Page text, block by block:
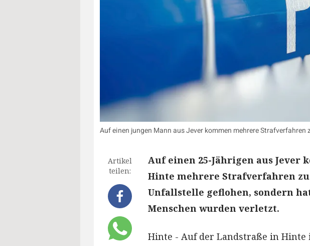
Auf einen jungen Mann aus Jever kommen mehrere
Artikel
teilen:
Auf einen 25-Jährigen aus Jever
Hinte mehrere Strafverfahren
Unfallstelle geflohen, sondern
Menschen wurden verletzt.
Hinte - Auf der Landstraße in Hinte